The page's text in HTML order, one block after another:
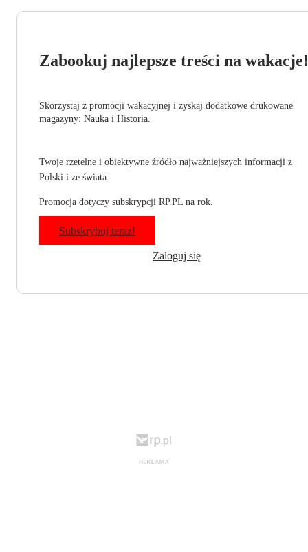
Zabookuj najlepsze treści na wakacje!
Skorzystaj z promocji wakacyjnej i zyskaj dodatkowe drukowane
magazyny: Nauka i Historia.
Twoje rzetelne i obiektywne źródło najważniejszych informacji z
Polski i ze świata.
Promocja dotyczy subskrypcji RP.PL na rok.
Subskrybuj teraz!
Zaloguj się